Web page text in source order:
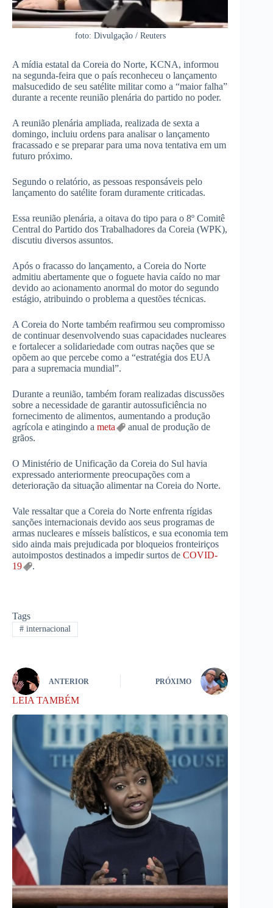
foto: Divulgação / Reuters
A mídia estatal da Coreia do Norte, KCNA, informou
na segunda-feira que o país reconheceu o lançamento
malsucedido de seu satélite militar como a “maior falha”
durante a recente reunião plenária do partido no poder.
A reunião plenária ampliada, realizada de sexta a
domingo, incluiu ordens para analisar o lançamento
fracassado e se preparar para uma nova tentativa em um
futuro próximo.
Segundo o relatório, as pessoas responsáveis pelo
lançamento do satélite foram duramente criticadas.
Essa reunião plenária, a oitava do tipo para o 8º Comitê
Central do Partido dos Trabalhadores da Coreia (WPK),
discutiu diversos assuntos.
Após o fracasso do lançamento, a Coreia do Norte
admitiu abertamente que o foguete havia caído no mar
devido ao acionamento anormal do motor do segundo
estágio, atribuindo o problema a questões técnicas.
A Coreia do Norte também reafirmou seu compromisso
de continuar desenvolvendo suas capacidades nucleares
e fortalecer a solidariedade com outras nações que se
opõem ao que percebe como a “estratégia dos EUA
para a supremacia mundial”.
Durante a reunião, também foram realizadas discussões
sobre a necessidade de garantir autossuficiência no
fornecimento de alimentos, aumentando a produção
agrícola e atingindo a meta
anual de produção de
grãos.
O Ministério de Unificação da Coreia do Sul havia
expressado anteriormente preocupações com a
deterioração da situação alimentar na Coreia do Norte.
Vale ressaltar que a Coreia do Norte enfrenta rígidas
sanções internacionais devido aos seus programas de
armas nucleares e mísseis balísticos, e sua economia tem
sido ainda mais prejudicada por bloqueios fronteiriços
autoimpostos destinados a impedir surtos de COVID-
19
.
Tags
#internacional
ANTERIOR PRÓXIMO
LEIA TAMBÉM